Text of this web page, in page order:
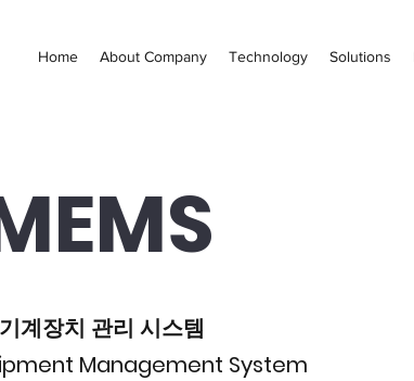
Home About Company Technology Solutions
계장치 관리 시스템
Management System